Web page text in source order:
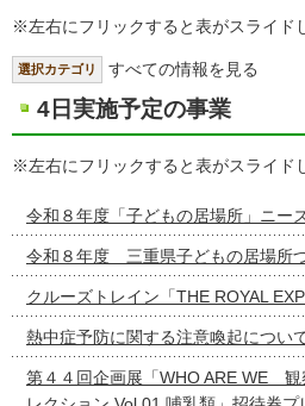
※左右にフリックすると表がスライド
選択カテゴリ すべての情報を見る
4日実施予定の事業
※左右にフリックすると表がスライド
令和８年度「子どもの居場所」ニー
令和８年度 三重県子どもの居場所
クルーズトレイン「THE ROYAL
熱中症予防に関する注意喚起につい
第４４回企画展「WHO ARE WE